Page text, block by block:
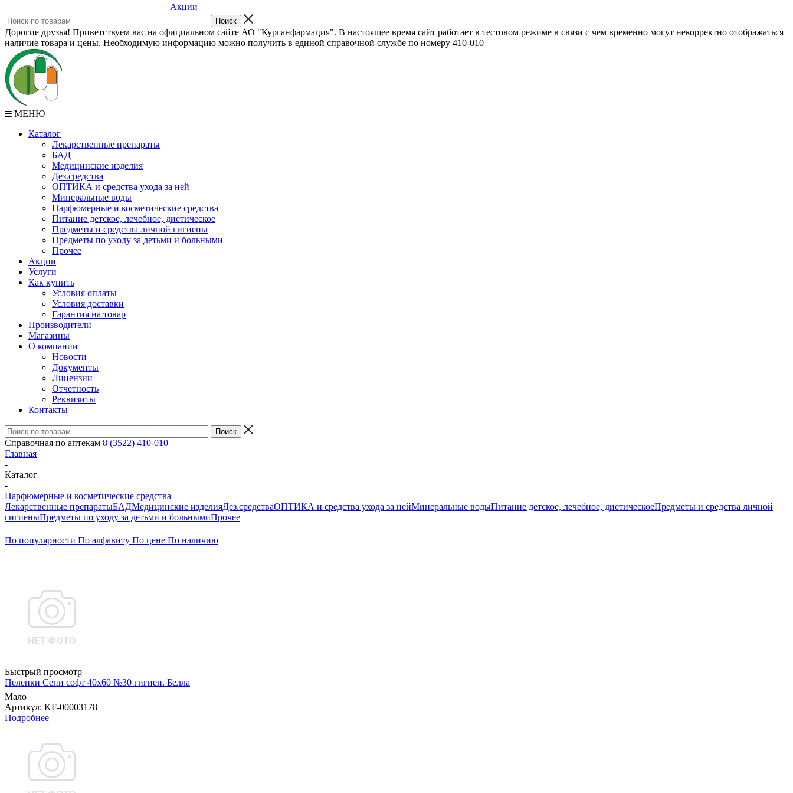
Акции
Дорогие друзья! Приветствуем вас на официальном сайте АО "Курганфармация". В настоящее время сайт работает в тестовом режиме в связи с чем временно могут некорректно отображаться
наличие товара и цены. Необходимую информацию можно получить в единой справочной службе по номеру 410-010
МЕНЮ
Каталог
Лекарственные препараты
БАД
Медицинские изделия
Дез.средства
ОПТИКА и средства ухода за ней
Минеральные воды
Парфюмерные и косметические средства
Питание детское, лечебное, диетическое
Предметы и средства личной гигиены
Предметы по уходу за детьми и больными
Прочее
Акции
Услуги
Как купить
Условия оплаты
Условия доставки
Гарантия на товар
Производители
Магазины
О компании
Новости
Документы
Лицензии
Отчетность
Реквизиты
Контакты
Справочная по аптекам 8 (3522) 410-010
Главная
-
Каталог
-
Парфюмерные и косметические средства
Лекарственные препаратыБАДМедицинские изделияДез.средстваОПТИКА и средства ухода за нейМинеральные водыПитание детское, лечебное, диетическоеПредметы и средства личной
гигиеныПредметы по уходу за детьми и больнымиПрочее
По популярности По алфавиту По цене По наличию
Быстрый просмотр
Пеленки Сени софт 40х60 №30 гигиен. Белла
Мало
Артикул: KF-00003178
Подробнее